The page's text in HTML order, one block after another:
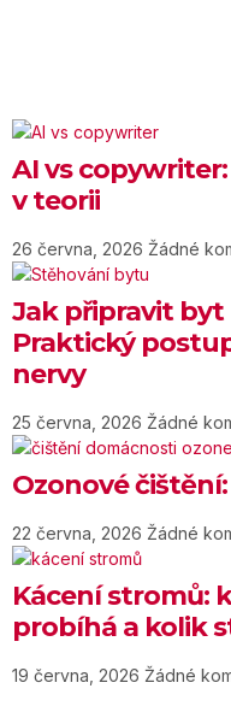
AI vs
v teorii
26 června, 2026 Žádné
Jak připravit byt
Praktický
nervy
25 června, 2026 Žádné
Ozonové
22 června, 2026 Žádné
Kácení stromů:
probíhá a kolik
19 června, 2026 Žádné